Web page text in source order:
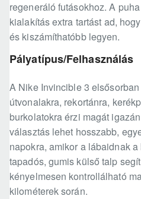
regeneráló futásokhoz. A
kialakítás extra tartást ad,
és kiszámíthatóbb legyen.
Pályatípus/Felhasználás
A Nike Invincible 3
útvonalakra, rekortánra,
burkolatokra érzi magát
választás lehet hosszabb,
napokra, amikor a lábaidnak
tapadós, gumis külső talp
kényelmesen kontrollálható
kilométerek során.